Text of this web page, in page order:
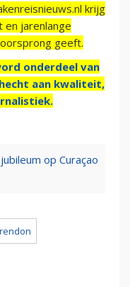
krijg
jarenlange
geeft.
onderdeel van
aan kwaliteit,
op Curaçao